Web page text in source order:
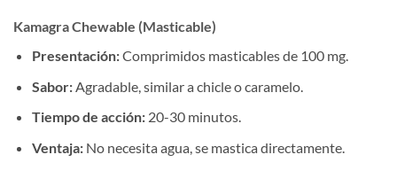
Kamagra Chewable (Masticable)
Presentación:Comprimidos masticables de 100 mg.
Sabor:Agradable, similar a chicle o caramelo.
Tiempo de acción:20-30 minutos.
Ventaja:No necesita agua, se mastica directamente.